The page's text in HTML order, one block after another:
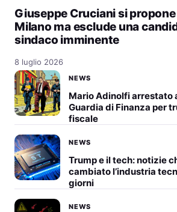
Giuseppe Cruciani si
Milano ma esclude una
sindaco imminente
8 luglio 2026
NEWS
Mario Adinolfi arrestato
Guardia di Finanza per
fiscale
NEWS
Trump e il tech: notizie
cambiato l’industria
giorni
NEWS